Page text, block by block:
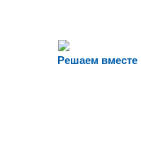
Решаем вместе